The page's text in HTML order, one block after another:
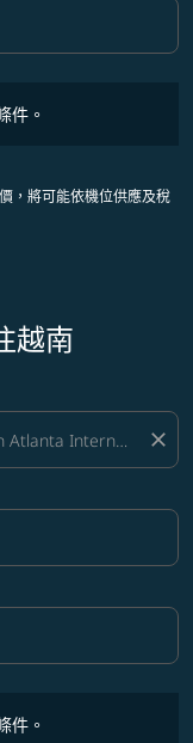
件。
，將可能依機位供應及稅
越南
close
件。